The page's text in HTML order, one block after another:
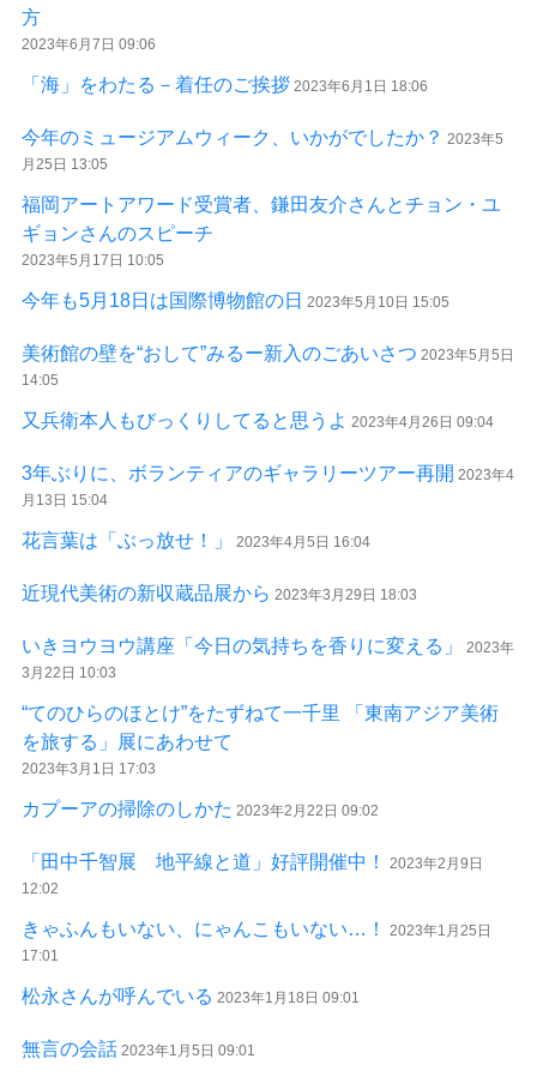
方
2023年6月7日 09:06
「海」をわたる－着任のご挨拶 2023年6月1日 18:06
今年のミュージアムウィーク、いかがでしたか？ 2023年5
月25日 13:05
福岡アートアワード受賞者、鎌田友介さんとチョン・ユ
ギョンさんのスピーチ
2023年5月17日 10:05
今年も5月18日は国際博物館の日 2023年5月10日 15:05
美術館の壁を“おして”みるー新入のごあいさつ 2023年5月5日
14:05
又兵衛本人もびっくりしてると思うよ 2023年4月26日 09:04
3年ぶりに、ボランティアのギャラリーツアー再開 2023年4
月13日 15:04
花言葉は「ぶっ放せ！」 2023年4月5日 16:04
近現代美術の新収蔵品展から 2023年3月29日 18:03
いきヨウヨウ講座「今日の気持ちを香りに変える」
2023年
3月22日 10:03
“てのひらのほとけ”をたずねて一千里 「東南アジア美術
を旅する」展にあわせて
2023年3月1日 17:03
カプーアの掃除のしかた 2023年2月22日 09:02
「田中千智展 地平線と道」好評開催中！
2023年2月9日
12:02
きゃふんもいない、にゃんこもいない…！
2023年1月25日
17:01
松永さんが呼んでいる 2023年1月18日 09:01
無言の会話 2023年1月5日 09:01